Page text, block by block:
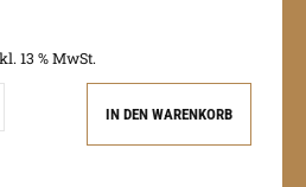
Preis
war:
ist:
13 % MwSt.
IN DEN WARENKORB